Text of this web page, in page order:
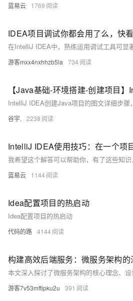
蓝易云 1769
游客mxx4nxhhzb5la 734
谷宇. 2238
蓝易云 1144
Idea配置项目的热启动
Idea配置项目的热启动
代码的路 4144
构建高效后端服务：微服务架构
游客7v53mftipku2u 391